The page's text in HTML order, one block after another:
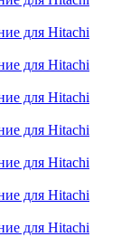
для Hitachi
для Hitachi
для Hitachi
для Hitachi
для Hitachi
для Hitachi
для Hitachi